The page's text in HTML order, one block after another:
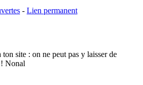
- Lien permanent
site : on ne peut pas y laisser de
Nonal